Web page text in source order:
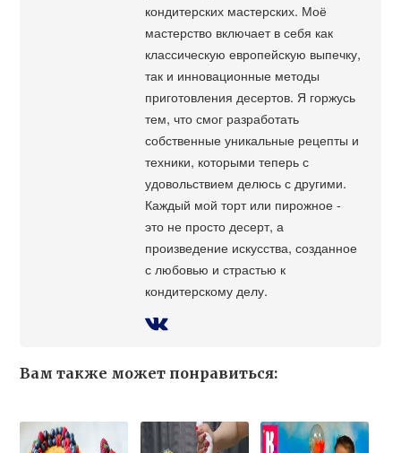
кондитерских мастерских. Моё
мастерство включает в себя как
классическую европейскую выпечку,
так и инновационные методы
приготовления десертов. Я горжусь
тем, что смог разработать
собственные уникальные рецепты и
техники, которыми теперь с
удовольствием делюсь с другими.
Каждый мой торт или пирожное -
это не просто десерт, а
произведение искусства, созданное
с любовью и страстью к
кондитерскому делу.
Вам также может понравиться: